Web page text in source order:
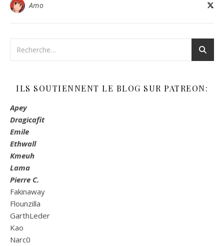
Amo
ILS SOUTIENNENT LE BLOG SUR PATREON:
Apey
Dragicafit
Emile
Ethwall
Kmeuh
Lama
Pierre C.
Fakinaway
Flounzilla
GarthLeder
Kao
Narc0